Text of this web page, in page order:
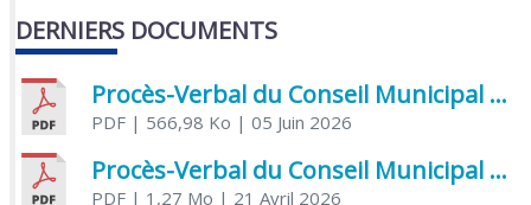
DERNIERS DOCUMENTS
Procès-Verbal du Conseil Municipal du 5 juin 2026
PDF| 566,98 Ko | 05 Juin 2026
Procès-Verbal du Conseil Municipal du 21 avril 2026
PDF| 1,27 Mo | 21 Avril 2026